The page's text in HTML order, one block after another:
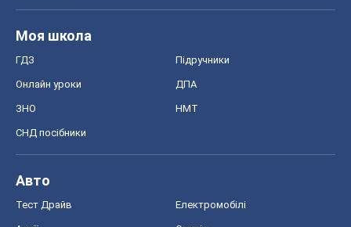
Моя школа
ГДЗ Підручники
Онлайн уроки ДПА
ЗНО НМТ
СНД посібники
Авто
Тест Драйв Електромобілі